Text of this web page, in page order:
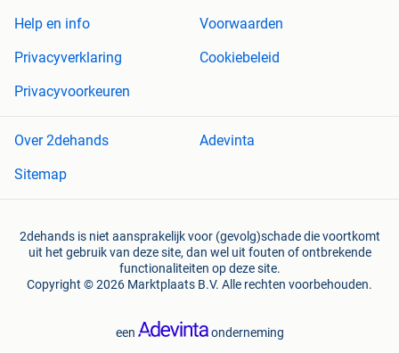
Help en info
Voorwaarden
Privacyverklaring
Cookiebeleid
Privacyvoorkeuren
Over 2dehands
Adevinta
Sitemap
2dehands is niet aansprakelijk voor (gevolg)schade die voortkomt
uit het gebruik van deze site, dan wel uit fouten of ontbrekende
functionaliteiten op deze site.
Copyright © 2026 Marktplaats B.V. Alle rechten voorbehouden.
een onderneming